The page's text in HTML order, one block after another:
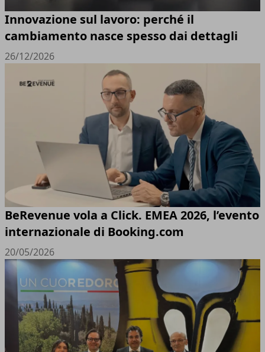
Innovazione sul lavoro: perché il
cambiamento nasce spesso dai dettagli
26/12/2026
BeRevenue vola a Click. EMEA 2026, l’evento
internazionale di Booking.com
20/05/2026